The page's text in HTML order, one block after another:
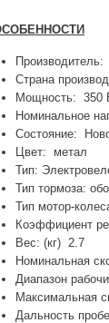
Страна
Мощность: 350
Номинальное
Состояние:
Цвет: метал
Тип:
Тип тормоза:
Тип мотор-
Коэффициент
Вес: (кг) 2.7
Номинальная
Диапазон
Максимальная
Дальность